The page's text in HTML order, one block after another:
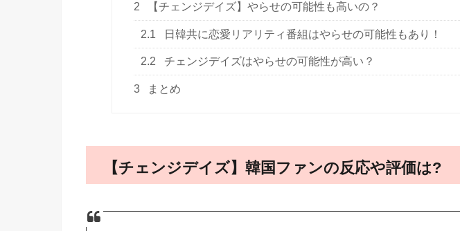
2 【チェンジデイズ】やらせの可能性も高いの？
2.1 日韓共に恋愛リアリティ番組はやらせの可能性もあり！
2.2 チェンジデイズはやらせの可能性が高い？
3 まとめ
【チェンジデイズ】韓国ファンの反応や評価は?